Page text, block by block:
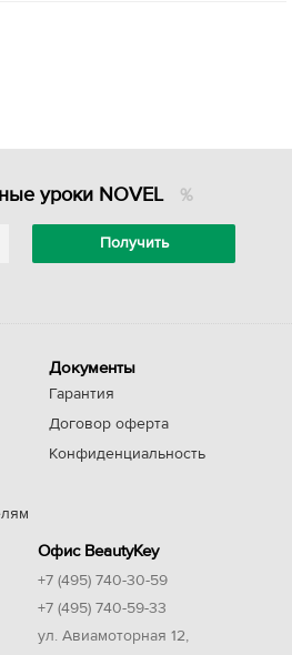
уроки NOVEL
Документы
Гарантия
Договор оферта
Конфиденциальность
Офис BeautyKey
+7 (495) 740-30-59
+7 (495) 740-59-33
ул. Авиамоторная 12,